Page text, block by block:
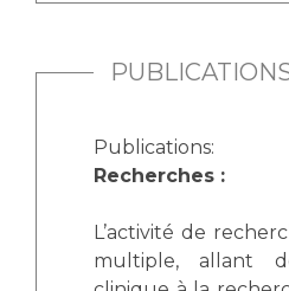
Publications:
Recherches :
L’activité de
multiple, allant